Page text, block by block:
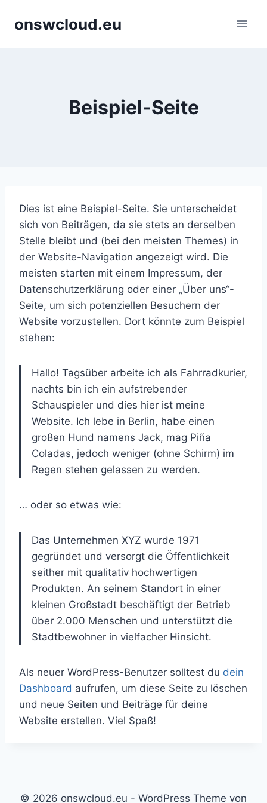
onswcloud.eu
Beispiel-Seite
Dies ist eine Beispiel-Seite. Sie unterscheidet
sich von Beiträgen, da sie stets an derselben
Stelle bleibt und (bei den meisten Themes) in
der Website-Navigation angezeigt wird. Die
meisten starten mit einem Impressum, der
Datenschutzerklärung oder einer „Über uns“-
Seite, um sich potenziellen Besuchern der
Website vorzustellen. Dort könnte zum Beispiel
stehen:
Hallo! Tagsüber arbeite ich als Fahrradkurier,
nachts bin ich ein aufstrebender
Schauspieler und dies hier ist meine
Website. Ich lebe in Berlin, habe einen
großen Hund namens Jack, mag Piña
Coladas, jedoch weniger (ohne Schirm) im
Regen stehen gelassen zu werden.
… oder so etwas wie:
Das Unternehmen XYZ wurde 1971
gegründet und versorgt die Öffentlichkeit
seither mit qualitativ hochwertigen
Produkten. An seinem Standort in einer
kleinen Großstadt beschäftigt der Betrieb
über 2.000 Menschen und unterstützt die
Stadtbewohner in vielfacher Hinsicht.
Als neuer WordPress-Benutzer solltest du dein
Dashboard aufrufen, um diese Seite zu löschen
und neue Seiten und Beiträge für deine
Website erstellen. Viel Spaß!
© 2026 onswcloud.eu - WordPress Theme von